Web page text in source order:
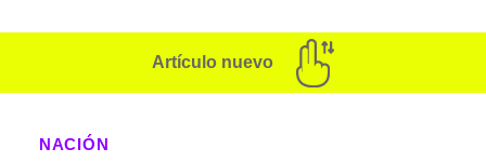
Artículo nuevo
NACIÓN